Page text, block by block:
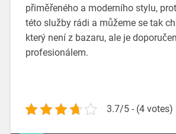
přiměřeného a moderního stylu,
této služby rádi a můžeme se tak
který není z bazaru, ale je doporučen
profesionálem.
3.7/5 - (4 votes)